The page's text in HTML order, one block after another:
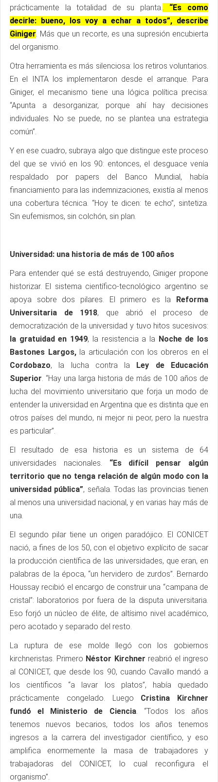
prácticamente la totalidad de su planta.. “Es como
decirle: bueno, los voy a echar a todos”, describe
Giniger. Más que un recorte, es una supresión encubierta
del organismo.
Otra herramienta es más silenciosa: los retiros voluntarios.
En el INTA los implementaron desde el arranque. Para
Giniger, el mecanismo tiene una lógica política precisa:
“Apunta a desorganizar, porque ahí hay decisiones
individuales. No se puede, no se plantea una estrategia
común”.
Y en ese cuadro, subraya algo que distingue este proceso
del que se vivió en los 90: entonces, el desguace venía
respaldado por papers del Banco Mundial, había
financiamiento para las indemnizaciones, existía al menos
una cobertura técnica. “Hoy te dicen: te echo”, sintetiza.
Sin eufemismos, sin colchón, sin plan.
Universidad: una historia de más de 100 años
Para entender qué se está destruyendo, Giniger propone
historizar. El sistema científico-tecnológico argentino se
apoya sobre dos pilares. El primero es la
Reforma
Universitaria de 1918, que abrió el proceso de
democratización de la universidad y tuvo hitos sucesivos:
la gratuidad en 1949, la resistencia a la Noche de los
Bastones Largos,la articulación con los obreros en el
Cordobazo, la lucha contra la
Ley de Educación
Superior. “Hay una larga historia de más de 100 años de
lucha del movimiento universitario que forja un modo de
entender la universidad en Argentina que es distinta que en
otros países del mundo, ni mejor ni peor, pero la nuestra
es particular”.
El resultado de esa historia es un sistema de 64
universidades nacionales. “Es difícil pensar algún
territorio que no tenga relación de algún modo con la
universidad pública”, señala. Todas las provincias tienen
al menos una universidad nacional, y en varias hay más de
una.
El segundo pilar tiene un origen paradójico. El CONICET
nació, a fines de los 50, con el objetivo explícito de sacar
la producción científica de las universidades, que eran, en
palabras de la época, “un hervidero de zurdos”. Bernardo
Houssay recibió el encargo de construir una “campana de
cristal”: laboratorios por fuera de la disputa universitaria.
Eso forjó un núcleo de élite, de altísimo nivel académico,
pero acotado y separado del resto.
La ruptura de ese molde llegó con los gobiernos
kirchneristas. Primero Néstor Kirchner reabrió el ingreso
al CONICET, que desde los 90, cuando Cavallo mandó a
los científicos “a lavar los platos”, había quedado
prácticamente congelado. Luego Cristina Kirchner
fundó el Ministerio de Ciencia. “Todos los años
tenemos nuevos becarios, todos los años tenemos
ingresos a la carrera del investigador científico, y eso
amplifica enormemente la masa de trabajadores y
trabajadoras del CONICET, lo cual reconfigura el
organismo”.